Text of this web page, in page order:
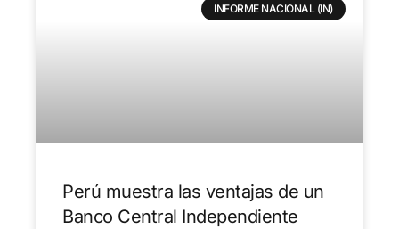
INFORME NACIONAL (IN)
Perú muestra las ventajas de un
Banco Central Independiente